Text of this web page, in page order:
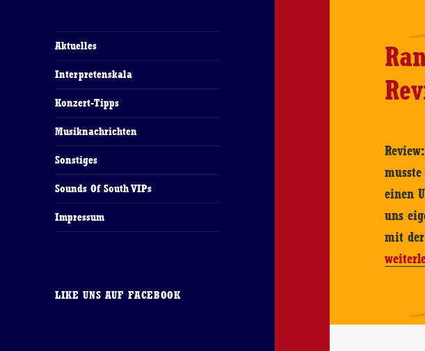
Aktuelles
Interpretenskala
Konzert-Tipps
Musiknachrichten
Sonstiges
Sounds Of South VIPs
Impressum
LIKE UNS AUF FACEBOOK
einen
uns
mit